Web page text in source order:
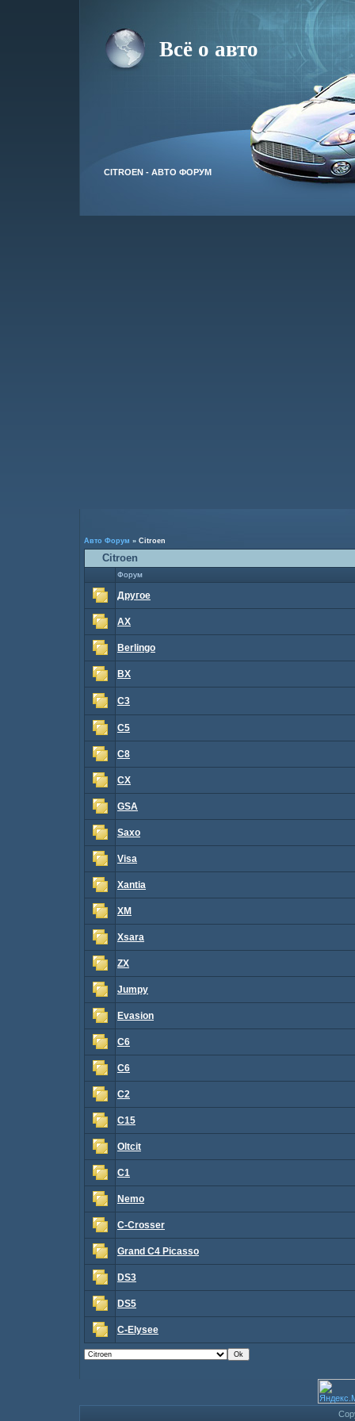
Всё о авто
CITROEN - АВТО ФОРУМ
Авто Форум » Citroen
Citroen
Форум
Другое
AX
Berlingo
BX
C3
C5
C8
CX
GSA
Saxo
Visa
Xantia
XM
Xsara
ZX
Jumpy
Evasion
C6
C6
C2
C15
Oltcit
C1
Nemo
C-Crosser
Grand C4 Picasso
DS3
DS5
C-Elysee